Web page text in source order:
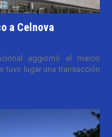
a Celnova
aggiornó el marco
tuvo lugar una transacción